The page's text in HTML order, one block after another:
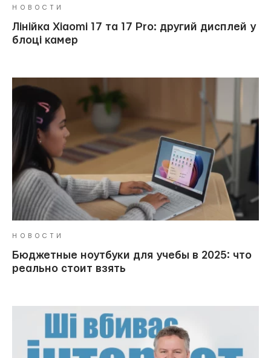
НОВОСТИ
Лінійка Xiaomi 17 та 17 Pro: другий дисплей у
блоці камер
НОВОСТИ
Бюджетные ноутбуки для учебы в 2025: что
реально стоит взять